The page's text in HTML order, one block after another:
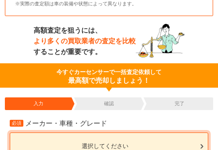
※実際の査定額は車の装備や状態によって異なります。
高額査定を狙うには、
より多くの買取業者の査定を比較
することが重要です。
今すぐカーセンサーで一括査定依頼して
最高額で売却しましょう！
入力 確認 完了
必須 メーカー・車種・グレード
選択してください